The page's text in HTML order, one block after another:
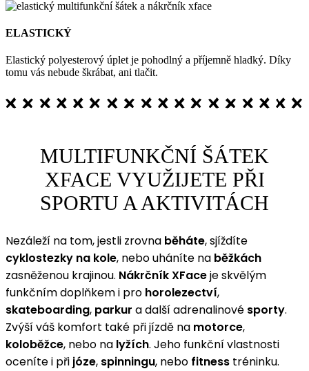
ELASTICKÝ
Elastický polyesterový úplet je pohodlný a příjemně hladký. Díky
tomu vás nebude škrábat, ani tlačit.
MULTIFUNKČNÍ ŠÁTEK
XFACE VYUŽIJETE PŘI
SPORTU A AKTIVITÁCH
Nezáleží na tom, jestli zrovna běháte, sjíždíte
cyklostezky na kole, nebo uháníte na běžkách
zasněženou krajinou. Nákrčník XFaceje skvělým
funkčním doplňkem i pro horolezectví,
skateboarding, parkur a další adrenalinové sporty.
Zvýší váš komfort také při jízdě na motorce,
koloběžce, nebo na lyžích. Jeho funkční vlastnosti
oceníte i při józe, spinningu, nebo fitness tréninku.